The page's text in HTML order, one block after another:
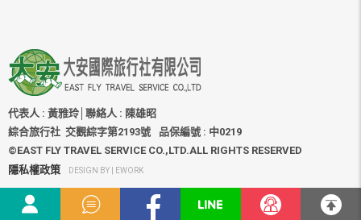
代表人 : 黃雅玲│聯絡人 : 陳雄昭
綜合旅行社 交觀綜字第2193號
品保編號 : 中0219
©EAST FLY TRAVEL SERVICE CO.,LTD.ALL RIGHTS RESERVED
隱私權政策
DESIGN BY | EWORK
服務電話 :04-23122356